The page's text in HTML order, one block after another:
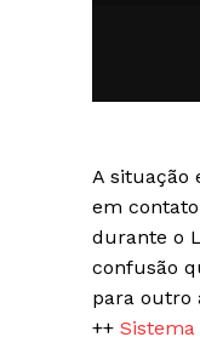
A situação
em
durante o
confusão
para outro
++